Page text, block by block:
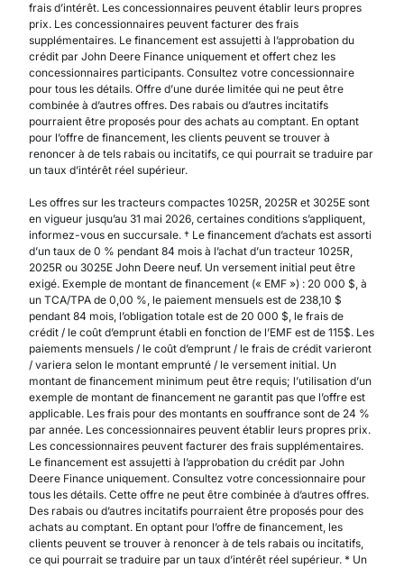
frais d’intérêt. Les concessionnaires peuvent établir leurs propres
prix. Les concessionnaires peuvent facturer des frais
supplémentaires. Le financement est assujetti à l’approbation du
crédit par John Deere Finance uniquement et offert chez les
concessionnaires participants. Consultez votre concessionnaire
pour tous les détails. Offre d’une durée limitée qui ne peut être
combinée à d’autres offres. Des rabais ou d’autres incitatifs
pourraient être proposés pour des achats au comptant. En optant
pour l’offre de financement, les clients peuvent se trouver à
renoncer à de tels rabais ou incitatifs, ce qui pourrait se traduire par
un taux d’intérêt réel supérieur.
Les offres sur les tracteurs compactes 1025R, 2025R et 3025E sont
en vigueur jusqu’au 31 mai 2026, certaines conditions s’appliquent,
informez-vous en succursale. † Le financement d’achats est assorti
d’un taux de 0 % pendant 84 mois à l’achat d’un tracteur 1025R,
2025R ou 3025E John Deere neuf. Un versement initial peut être
exigé. Exemple de montant de financement (« EMF ») : 20 000 $, à
un TCA/TPA de 0,00 %, le paiement mensuels est de 238,10 $
pendant 84 mois, l’obligation totale est de 20 000 $, le frais de
crédit / le coût d’emprunt établi en fonction de l’EMF est de 115$. Les
paiements mensuels / le coût d’emprunt / le frais de crédit varieront
/ variera selon le montant emprunté / le versement initial. Un
montant de financement minimum peut être requis; l’utilisation d’un
exemple de montant de financement ne garantit pas que l’offre est
applicable. Les frais pour des montants en souffrance sont de 24 %
par année. Les concessionnaires peuvent établir leurs propres prix.
Les concessionnaires peuvent facturer des frais supplémentaires.
Le financement est assujetti à l’approbation du crédit par John
Deere Finance uniquement. Consultez votre concessionnaire pour
tous les détails. Cette offre ne peut être combinée à d’autres offres.
Des rabais ou d’autres incitatifs pourraient être proposés pour des
achats au comptant. En optant pour l’offre de financement, les
clients peuvent se trouver à renoncer à de tels rabais ou incitatifs,
ce qui pourrait se traduire par un taux d’intérêt réel supérieur. * Un